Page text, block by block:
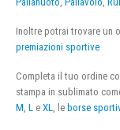
Inoltre potrai trovare un
premiazioni sportive
Completa il tuo ordine
stampa in sublimato
M, L e XL, le borse